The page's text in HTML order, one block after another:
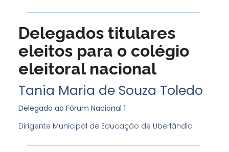
Delegados titulares
eleitos para o colégio
eleitoral nacional
Tania Maria de Souza Toledo
Delegado ao Fórum Nacional 1
Dirigente Municipal de Educação de Uberlândia